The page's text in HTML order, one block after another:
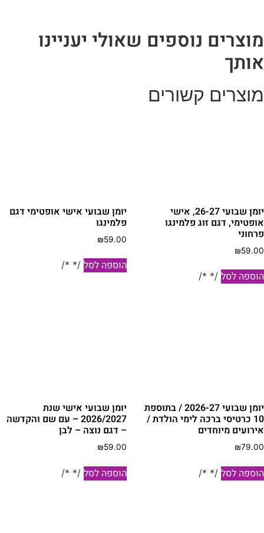
נוספים שאולי יעניינו
קשורים
יומן שבועי 26-27, אישי
דגם זוג פלמינגו
₪
לסל /* */
יומן שבועי אישי אופטימי דגם
פלמינגו
₪59.00
הוספה לסל /* */
יומן שבועי 2026-27 / בתוספת
10 כרטיסי ברכה לימי הולדת /
מיוחדים
₪
לסל /* */
יומן שבועי אישי שנת
2026/2027 – עם שם והקדשה
– דגם נוצה – לבן
₪59.00
הוספה לסל /* */